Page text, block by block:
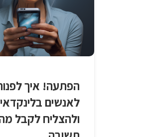
הפתעה! איך
לאנשים
ולהצליח לקבל